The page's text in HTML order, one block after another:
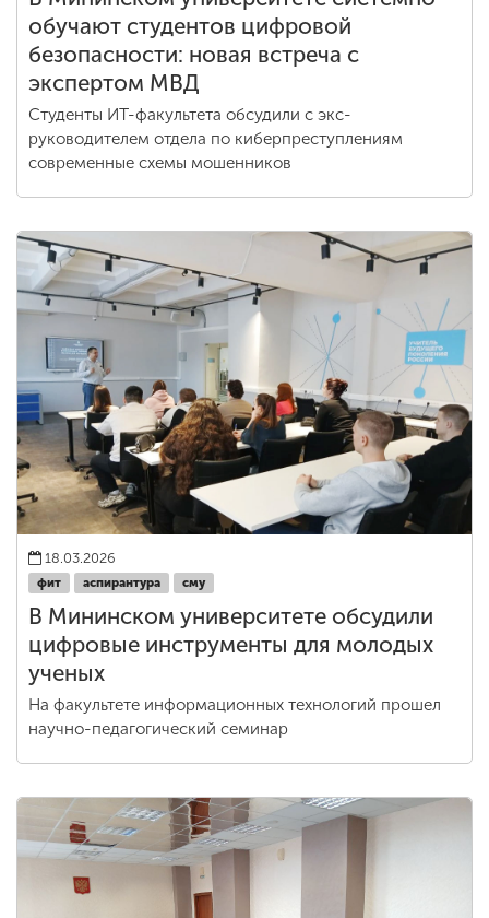
обучают студентов цифровой
безопасности: новая встреча с
экспертом МВД
Студенты ИТ-факультета обсудили с экс-
руководителем отдела по киберпреступлениям
современные схемы мошенников
18.03.2026
фит аспирантура сму
В Мининском университете обсудили
цифровые инструменты для молодых
ученых
На факультете информационных технологий прошел
научно-педагогический семинар